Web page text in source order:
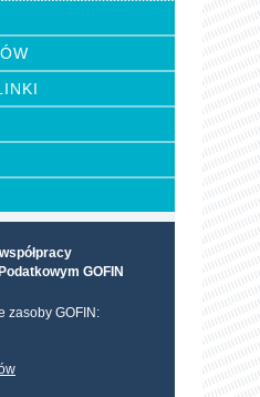
GOFIN
zasoby GOFIN: